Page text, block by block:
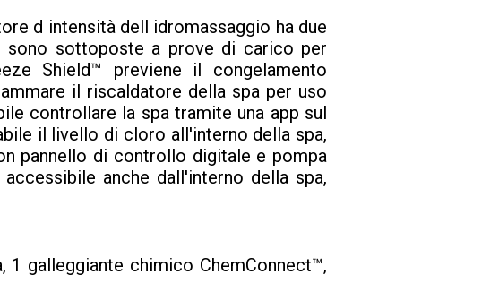
d intensità dell idromassaggio ha due
sono sottoposte a prove di carico per
Shield™ previene il congelamento
il riscaldatore della spa per uso
controllare la spa tramite una app sul
il livello di cloro all'interno della spa,
pannello di controllo digitale e pompa
anche dall'interno della spa,
galleggiante chimico ChemConnect™,